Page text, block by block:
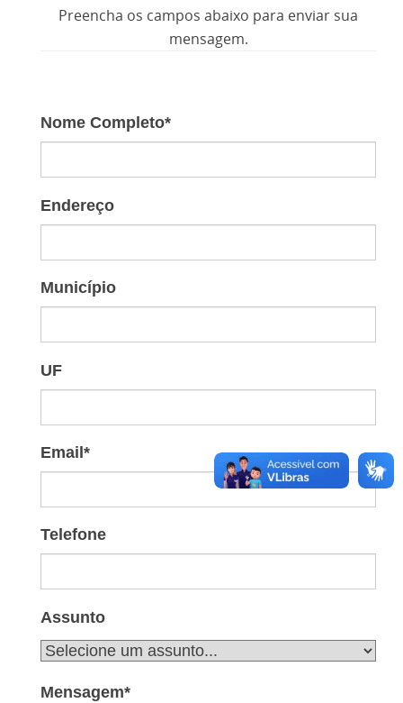
Preencha os campos abaixo para enviar sua
mensagem.
Nome Completo*
Endereço
Município
UF
Email*
Telefone
Assunto
Mensagem*